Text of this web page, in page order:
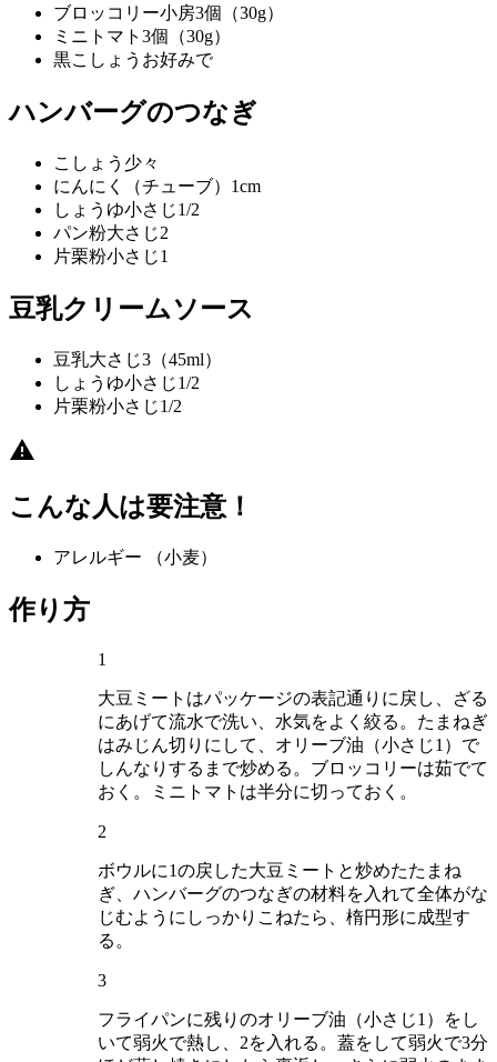
ブロッコリー小房3個（30g）
ミニトマト 3個（30g）
黒こしょう お好みで
ハンバーグのつなぎ
こしょう 少々
にんにく（チューブ） 1cm
しょうゆ小さじ1/2
パン粉大さじ2
片栗粉小さじ1
豆乳クリームソース
豆乳大さじ3（45ml）
しょうゆ小さじ1/2
片栗粉小さじ1/2
こんな人は要注意！
アレルギー （小麦）
作り方
1
大豆ミートはパッケージの表記通りに戻し、ざる
にあげて流水で洗い、水気をよく絞る。たまねぎ
はみじん切りにして、オリーブ油（小さじ1）で
しんなりするまで炒める。ブロッコリーは茹でて
おく。ミニトマトは半分に切っておく。
2
ボウルに1の戻した大豆ミートと炒めたたまね
ぎ、ハンバーグのつなぎの材料を入れて全体がな
じむようにしっかりこねたら、楕円形に成型す
る。
3
フライパンに残りのオリーブ油（小さじ1）をし
いて弱火で熱し、2を入れる。蓋をして弱火で3分